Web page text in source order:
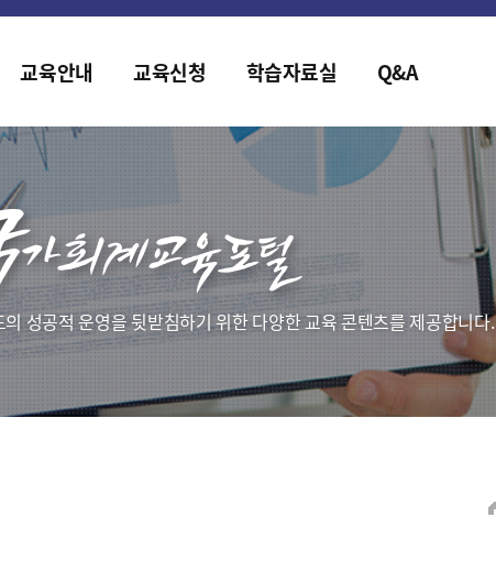
국가회계 전문교육 사전수요조사 안내
교육안내 교육신청 학습자료실 Q&A
성공적 운영을 뒷받침하기 위한 다양한 교육 콘텐츠를 제공합니다.